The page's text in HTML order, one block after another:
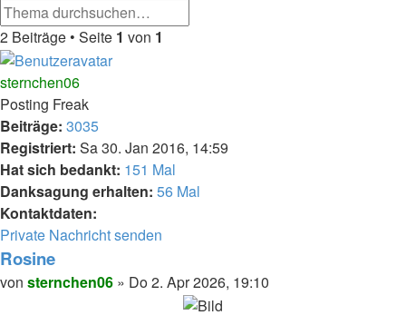
2 Beiträge • Seite 1 von 1
sternchen06
Posting Freak
Beiträge: 3035
Registriert: Sa 30. Jan 2016, 14:59
Hat sich bedankt: 151 Mal
Danksagung erhalten: 56 Mal
Kontaktdaten:
Kontaktdaten
von
sternchen06
Private Nachricht senden
Rosine
Melden
Zitieren
Beitrag
von sternchen06 » Do 2. Apr 2026, 19:10